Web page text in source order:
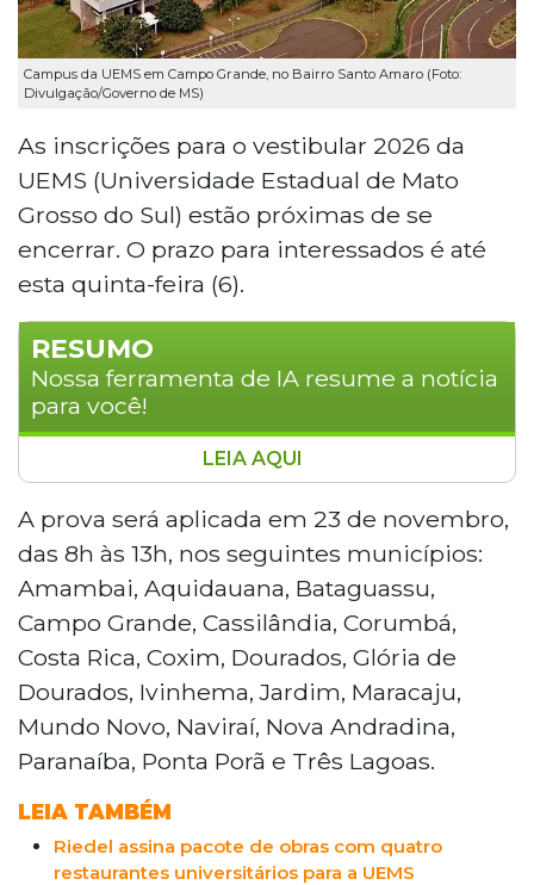
Campus da UEMS em Campo Grande, no Bairro Santo Amaro (Foto:
Divulgação/Governo de MS)
As inscrições para o vestibular 2026 da
UEMS (Universidade Estadual de Mato
Grosso do Sul) estão próximas de se
encerrar. O prazo para interessados é até
esta quinta-feira (6).
RESUMO
Nossa ferramenta de IA resume a notícia
para você!
A Universidade Estadual de Mato Grosso do
Sul (UEMS) encerra nesta quinta-feira (6) as
inscrições para seu vestibular 2026, que
oferece 871 vagas em diversos cursos de
graduação. As provas serão realizadas em 23
de novembro, das 8h às 13h, em 19 municípios
do estado.Com taxa de inscrição de R$ 100, o
processo seletivo é organizado pela Fundação
de Apoio à Pesquisa, ao Ensino e à Cultura
(Fapec). O resultado será divulgado em 20 de
janeiro de 2026, com matrículas previstas para
fevereiro do mesmo ano. A universidade
Medicina, Direito, Agronomia e Engenharia Civil.
LEIA AQUI
A prova será aplicada em 23 de novembro,
das 8h às 13h, nos seguintes municípios:
Amambai, Aquidauana, Bataguassu,
Campo Grande, Cassilândia, Corumbá,
Costa Rica, Coxim, Dourados, Glória de
Dourados, Ivinhema, Jardim, Maracaju,
Mundo Novo, Naviraí, Nova Andradina,
Paranaíba, Ponta Porã e Três Lagoas.
LEIA TAMBÉM
Riedel assina pacote de obras com quatro
restaurantes universitários para a UEMS